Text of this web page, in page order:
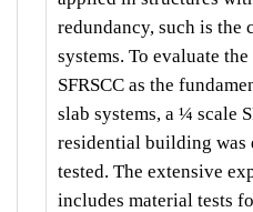
redundancy, such is the
systems. To evaluate
SFRSCC as the
slab systems, a ¼ scale
residential building was
tested. The extensive
includes material tests